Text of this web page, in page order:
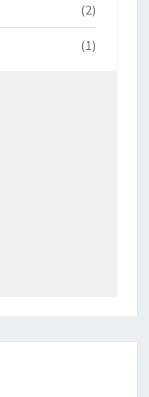
(2)
(1)